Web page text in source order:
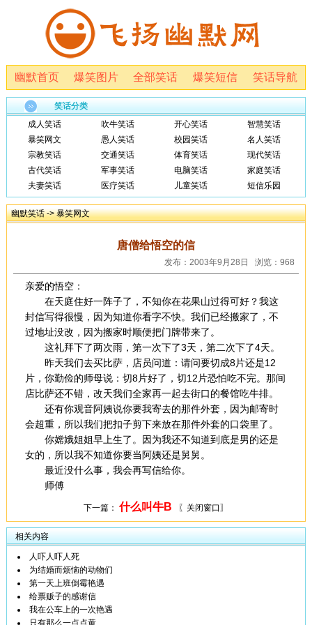
幽默首页 爆笑图片 全部笑话 爆笑短信 笑话导航
笑话分类
成人笑话
吹牛笑话 开心笑话
智慧笑话
暴笑网文
愚人笑话 校园笑话
名人笑话
宗教笑话
交通笑话 体育笑话
现代笑话
古代笑话
军事笑话 电脑笑话
家庭笑话
夫妻笑话
医疗笑话 儿童笑话 短信乐园
幽默笑话->暴笑网文
唐僧给悟空的信
发布：2003年9月28日 浏览：968
亲爱的悟空：
在天庭住好一阵子了，不知你在花果山过得可好？我这
封信写得很慢，因为知道你看字不快。我们已经搬家了，不
过地址没改，因为搬家时顺便把门牌带来了。
这礼拜下了两次雨，第一次下了3天，第二次下了4天。
昨天我们去买比萨，店员问道：请问要切成8片还是12
片，你勤俭的师母说：切8片好了，切12片恐怕吃不完。那间
店比萨还不错，改天我们全家再一起去街口的餐馆吃牛排。
还有你观音阿姨说你要我寄去的那件外套，因为邮寄时
会超重，所以我们把扣子剪下来放在那件外套的口袋里了。
你嫦娥姐姐早上生了。因为我还不知道到底是男的还是
女的，所以我不知道你要当阿姨还是舅舅。
最近没什么事，我会再写信给你。
师傅
下一篇： 什么叫牛B 〖关闭窗口〗
相关内容
人吓人吓人死
为结婚而烦恼的动物们
第一天上班倒霉艳遇
给票贩子的感谢信
我在公车上的一次艳遇
只有那么一点点黄